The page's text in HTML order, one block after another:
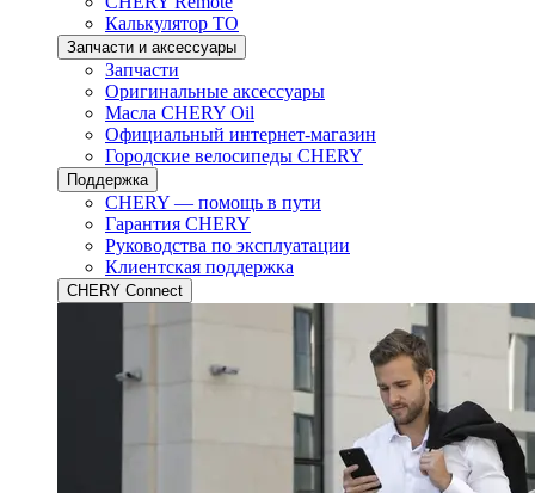
Калькулятор ТО
Запчасти и аксессуары
Запчасти
Оригинальные аксессуары
Масла CHERY Oil
Официальный интернет-магазин
Городские велосипеды CHERY
Поддержка
CHERY — помощь в пути
Гарантия CHERY
Руководства по эксплуатации
Клиентская поддержка
CHERY Connect